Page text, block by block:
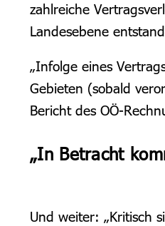
zahlreiche
Landesebene
„Infolge eines
Gebieten (sobald
Bericht des OÖ-
„In Betracht
Und weiter: „Kritisch